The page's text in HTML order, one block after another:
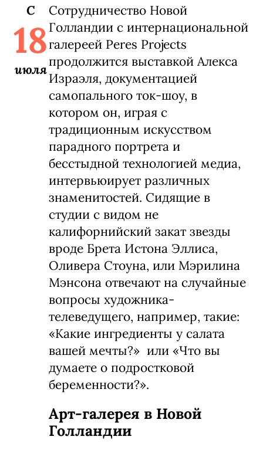
C
18
июля
Сотрудничество Новой
Голландии с интернациональной
галереей Peres Projects
продолжится выставкой Алекса
Израэля, документацией
самопального ток-шоу, в
котором он, играя с
традиционным искусством
парадного портрета и
бесстыдной технологией медиа,
интервьюирует различных
знаменитостей. Сидящие в
студии с видом не
калифорнийский закат звезды
вроде Брета Истона Эллиса,
Оливера Стоуна, или Мэрилина
Мэнсона отвечают на случайные
вопросы художника-
телеведущего, например, такие:
«Какие ингредиенты у салата
вашей мечты?» или «Что вы
думаете о подростковой
беременности?».
Арт-галерея в Новой
Голландии